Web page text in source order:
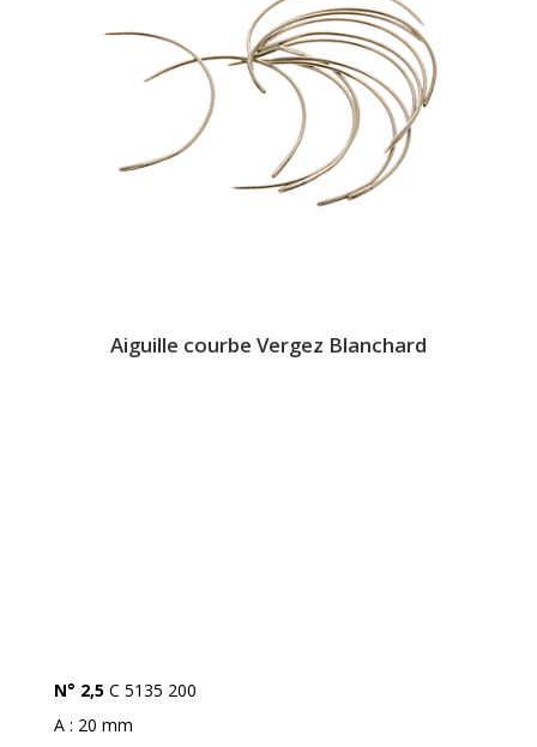
Aiguille courbe Vergez Blanchard
N° 2,5C 5135 200
A : 20 mm